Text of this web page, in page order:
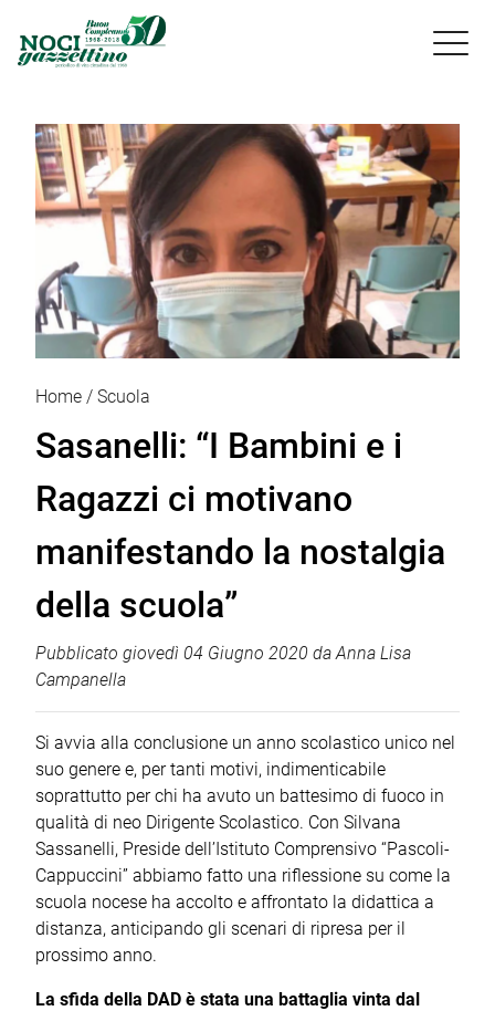

Home Scuola
Sasanelli: “I Bambini e i
Ragazzi ci motivano
manifestando la nostalgia
della scuola”
Pubblicato giovedì 04 Giugno 2020 daAnna Lisa
Campanella
Si avvia alla conclusione un anno scolastico unico nel
suo genere e, per tanti motivi, indimenticabile
soprattutto per chi ha avuto un battesimo di fuoco in
qualità di neo Dirigente Scolastico. Con Silvana
Sassanelli, Preside dell’Istituto Comprensivo “Pascoli-
Cappuccini” abbiamo fatto una riflessione su come la
scuola nocese ha accolto e affrontato la didattica a
distanza, anticipando gli scenari di ripresa per il
prossimo anno.
La sfida della DAD è stata una battaglia vinta dal